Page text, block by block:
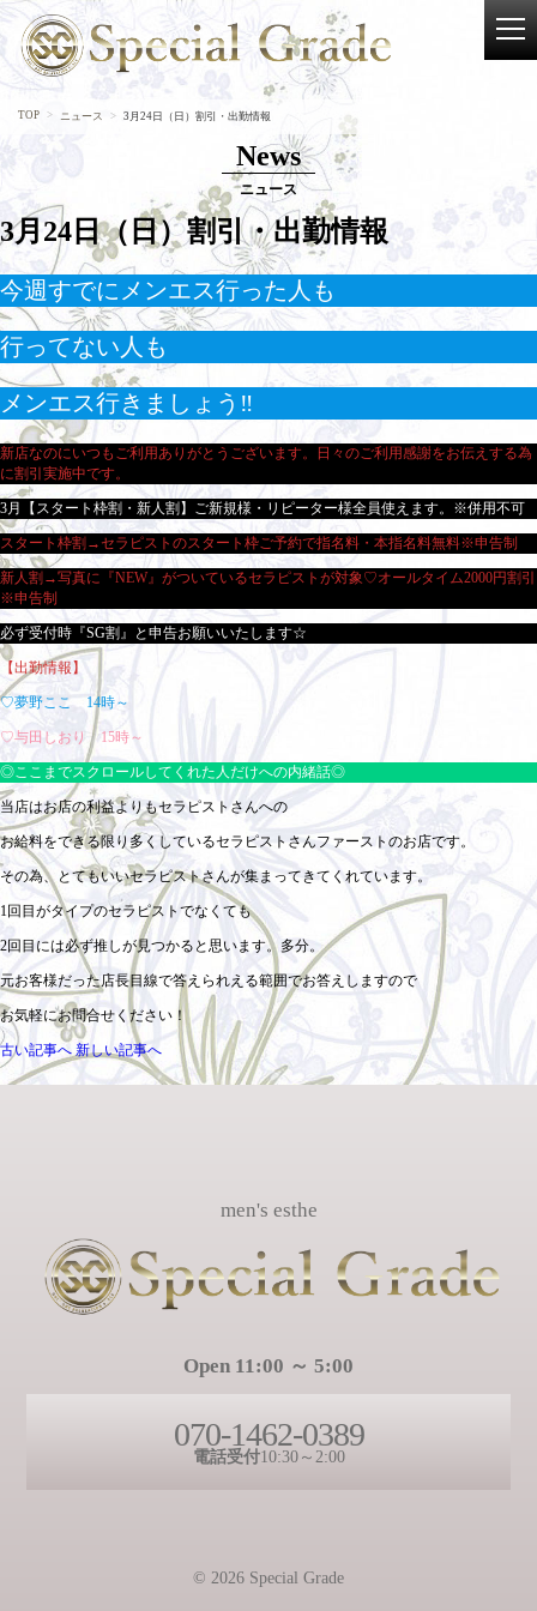
TOP ニュース 3月24日（日）割引・出勤情報
News
ニュース
3月24日（日）割引・出勤情報
今週すでにメンエス行った人も
行ってない人も
メンエス行きましょう‼
新店なのにいつもご利用ありがとうございます。日々のご利用感謝をお伝えする為
に割引実施中です。
3月【スタート枠割・新人割】ご新規様・リピーター様全員使えます。※併用不可
スタート枠割→セラピストのスタート枠ご予約で指名料・本指名料無料※申告制
新人割→写真に『NEW』がついているセラピストが対象♡オールタイム2000円割引
※申告制
必ず受付時『SG割』と申告お願いいたします☆
【出勤情報】
♡夢野ここ 14時～
♡与田しおり 15時～
◎ここまでスクロールしてくれた人だけへの内緒話◎
当店はお店の利益よりもセラピストさんへの
お給料をできる限り多くしているセラピストさんファーストのお店です。
その為、とてもいいセラピストさんが集まってきてくれています。
1回目がタイプのセラピストでなくても
2回目には必ず推しが見つかると思います。多分。
元お客様だった店長目線で答えられえる範囲でお答えしますので
お気軽にお問合せください！
古い記事へ 新しい記事へ
men's esthe
Open 11:00 ～ 5:00
070-1462-0389
電話受付10:30～2:00
© 2026 Special Grade